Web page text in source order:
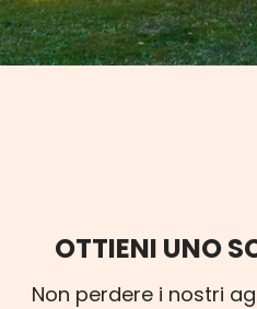
OTTIENI UNO
Non perdere i nostri